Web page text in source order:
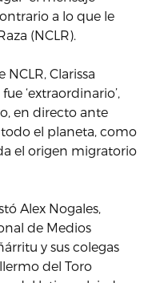
a lo que le
(NCLR).
Clarissa
‘extraordinario’,
en directo ante
el planeta, como
el origen migratorio
Alex Nogales,
de Medios
y sus colegas
del Toro